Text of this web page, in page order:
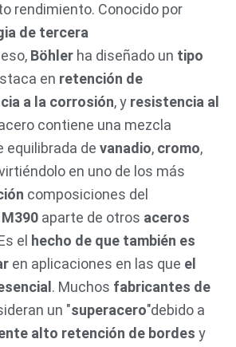
rendimiento. Conocido por
de tercera
Böhler ha diseñado un tipo
en retención de
a la corrosión, y resistencia al
contiene una mezcla
equilibrada de vanadio, cromo,
en uno de los más
composiciones del
aparte de otros aceros
el hecho de que también es
en aplicaciones en las que el
. Muchos fabricantes de
un "superacero"debido a
alto retención de bordes y